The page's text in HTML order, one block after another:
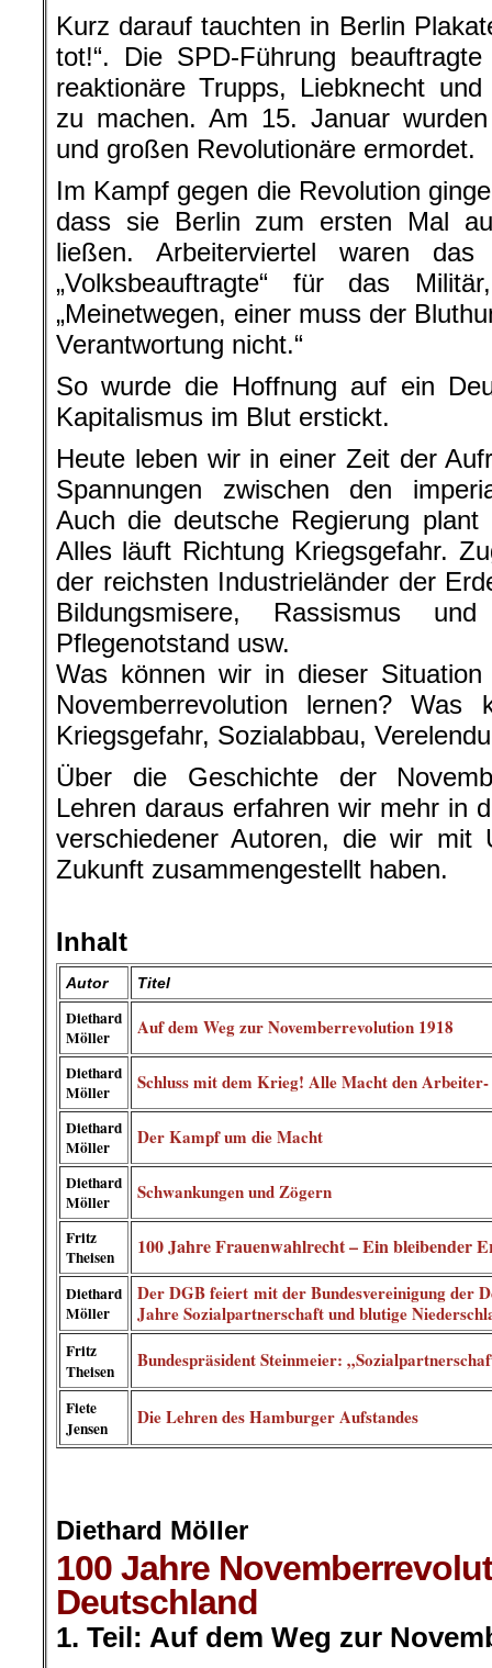
Kurz darauf tauchten in Berlin
tot!“. Die SPD-Führung
reaktionäre Trupps, Liebknecht und
zu machen. Am 15. Januar
und großen Revolutionäre ermordet.
Im Kampf gegen die Revolution
dass sie Berlin zum ersten Mal
ließen. Arbeiterviertel waren
„Volksbeauftragte“ für das
„Meinetwegen, einer muss der
Verantwortung nicht.“
So wurde die Hoffnung auf ein
Kapitalismus im Blut erstickt.
Heute leben wir in einer Zeit der
Spannungen zwischen den
Auch die deutsche Regierung plant
Alles läuft Richtung Kriegsgefahr.
der reichsten Industrieländer der
Bildungsmisere, Rassismus
Pflegenotstand usw.
Was können wir in dieser
Novemberrevolution lernen?
Kriegsgefahr, Sozialabbau,
Über die Geschichte der
Lehren daraus erfahren wir mehr in
verschiedener Autoren, die wir mit
Zukunft zusammengestellt haben.
Inhalt
Autor Titel
Diethard
Möller
Auf dem Weg zur Novemberrevolution 1918
Diethard
Möller
Schluss mit dem Krieg! Alle Macht den
Diethard
Möller
Der Kampf um die Macht
Diethard
Möller
Schwankungen und Zögern
Fritz
Theisen
100 Jahre Frauenwahlrecht – Ein bleibender
Diethard
Möller
Der DGB feiert mit der Bundesvereinigung der
Jahre Sozialpartnerschaft und blutige
Fritz
Theisen
Bundespräsident Steinmeier:
Fiete
Jensen
Die Lehren des Hamburger Aufstandes
Diethard Möller
100 Jahre
Deutschland
1. Teil: Auf dem Weg zur